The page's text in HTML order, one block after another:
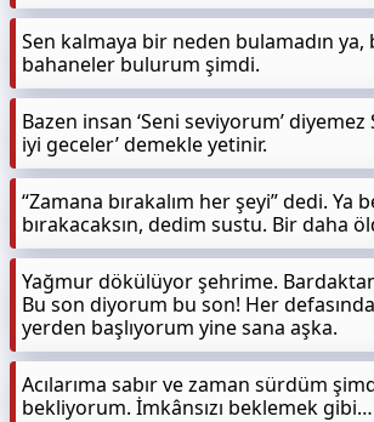
Sen kalmaya bir neden bulamadın ya,
bahaneler bulurum şimdi.
Bazen insan ‘Seni seviyorum’ diyemez
iyi geceler’ demekle yetinir.
“Zamana bırakalım her şeyi” dedi. Ya
bırakacaksın, dedim sustu. Bir daha
Yağmur dökülüyor şehrime. Bardaktan
Bu son diyorum bu son! Her
yerden başlıyorum yine sana aşka.
Acılarıma sabır ve zaman sürdüm
bekliyorum. İmkânsızı beklemek gibi…